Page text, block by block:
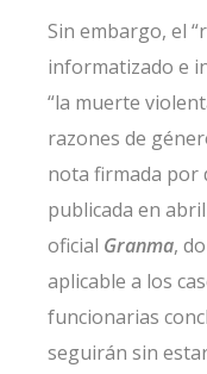
Sin embargo, el
informatizado e
“la muerte
razones de
nota firmada por
publicada en
oficial Granma,
aplicable a los
funcionarias
seguirán sin